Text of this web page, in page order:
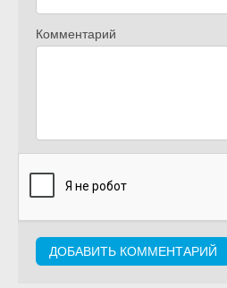
Комментарий